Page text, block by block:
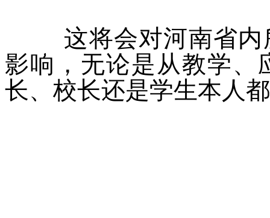
这将会对河南省内
影响，无论是从教学、
长、校长还是学生本人